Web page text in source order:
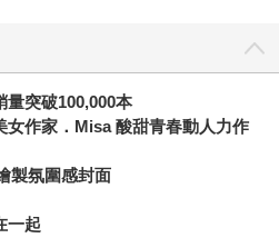
量突破100,000本
女作家．Misa 酸甜青春動人力作
製氛圍感封面
一起